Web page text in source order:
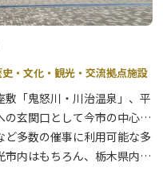
・文化・観光・交流拠点施設
「鬼怒川・川治温泉」、平
玄関口として今市の中心部
多数の催事に利用可能な多
内はもちろん、栃木県内の